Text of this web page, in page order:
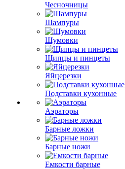
Чесночницы
Шампуры
Шумовки
Щипцы и пинцеты
Яйцерезки
Подставки кухонные
Аэраторы
Барные ложки
Барные ножи
Емкости барные